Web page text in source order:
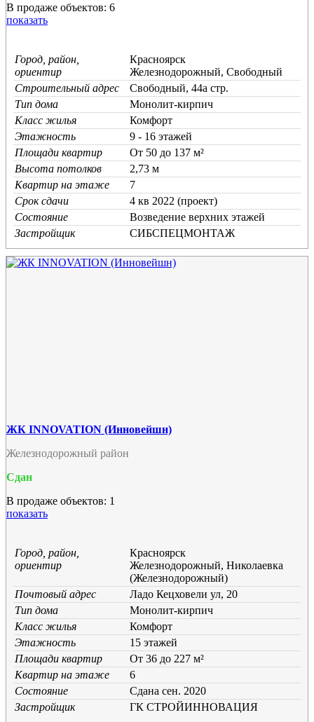
В продаже объектов: 6
показать
Город, район,
ориентир
Красноярск
Железнодорожный, Свободный
Строительный адрес
Свободный, 44а стр.
Тип дома
Монолит-кирпич
Класс жилья
Комфорт
Этажность
9 - 16 этажей
Площади квартир
От 50 до 137 м²
Высота потолков
2,73 м
Квартир на этаже
7
Срок сдачи
4 кв 2022 (проект)
Состояние
Возведение верхних этажей
Застройщик
СИБСПЕЦМОНТАЖ
ЖК INNOVATION (Инновейшн)
Железнодорожный район
Сдан
В продаже объектов: 1
показать
Город, район,
ориентир
Красноярск
Железнодорожный, Николаевка
(Железнодорожный)
Почтовый адрес
Ладо Кецховели ул, 20
Тип дома
Монолит-кирпич
Класс жилья
Комфорт
Этажность
15 этажей
Площади квартир
От 36 до 227 м²
Квартир на этаже
6
Состояние
Cдана сен. 2020
Застройщик
ГК СТРОЙИННОВАЦИЯ